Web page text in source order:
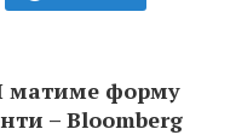
матиме форму
– Bloomberg